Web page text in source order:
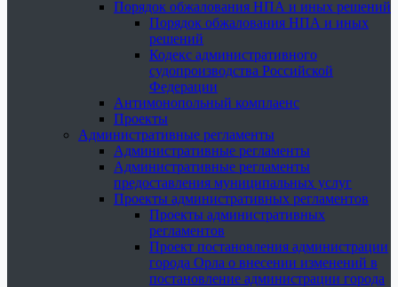
Порядок обжалования НПА и иных решений
Порядок обжалования НПА и иных
решений
Кодекс административного
судопроизводства Российской
Федерации
Антимонопольный комплаенс
Проекты
Административные регламенты
Административные регламенты
Административные регламенты
предоставления муниципальных услуг
Проекты административных регламентов
Проекты административных
регламентов
Проект постановления администрации
города Орла о внесении изменений в
постановление администрации города